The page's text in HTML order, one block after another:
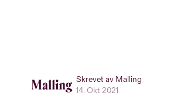
Skrevet av Malling
14. Okt 2021